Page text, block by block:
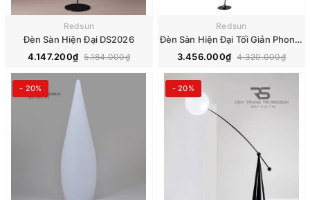
Redsun
Đèn Sàn Hiện Đại DS2026
4.147.200₫ 5.184.000₫
Redsun
Đèn Sàn Hiện Đại Tối Giản Phong Cách Italia DS2037
3.456.000₫ 4.320.000₫
- 20% - 20%